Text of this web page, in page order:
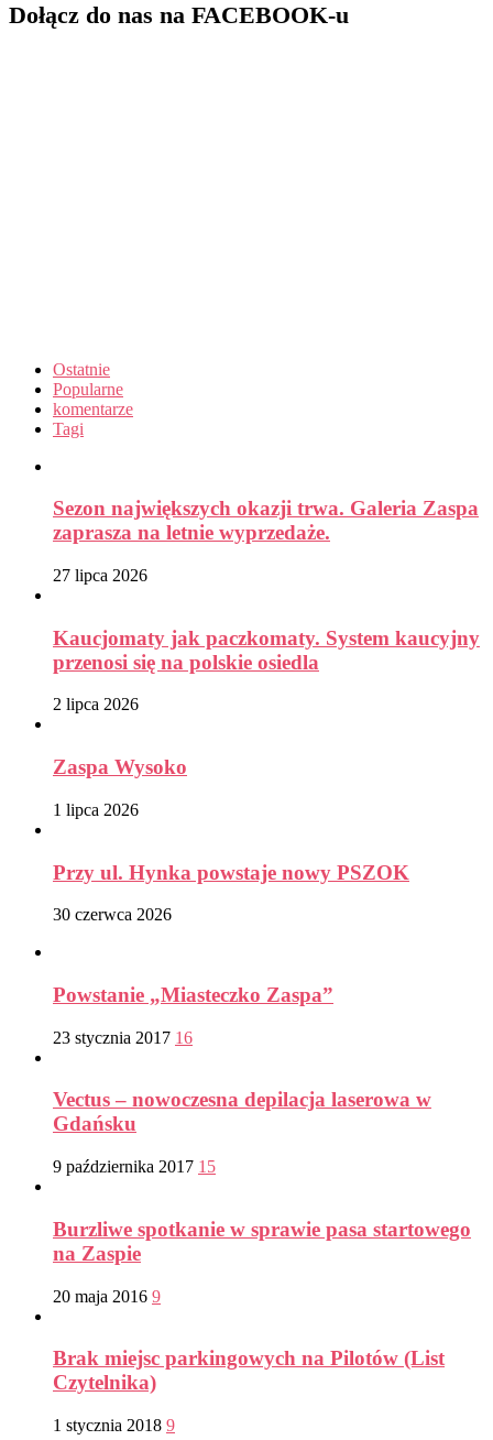
Dołącz do nas na FACEBOOK-u
Ostatnie
Popularne
komentarze
Tagi
Sezon największych okazji trwa. Galeria Zaspa
zaprasza na letnie wyprzedaże.
27 lipca 2026
Kaucjomaty jak paczkomaty. System kaucyjny
przenosi się na polskie osiedla
2 lipca 2026
Zaspa Wysoko
1 lipca 2026
Przy ul. Hynka powstaje nowy PSZOK
30 czerwca 2026
Powstanie „Miasteczko Zaspa”
23 stycznia 2017 16
Vectus – nowoczesna depilacja laserowa w
Gdańsku
9 października 2017 15
Burzliwe spotkanie w sprawie pasa startowego
na Zaspie
20 maja 2016 9
Brak miejsc parkingowych na Pilotów (List
Czytelnika)
1 stycznia 2018 9